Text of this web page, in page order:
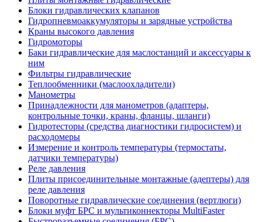
Блоки гидравлических клапанов
Гидропневмоаккумуляторы и зарядные устройства
Краны высокого давления
Гидромоторы
Баки гидравлические для маслостанций и аксессуары к
ним
Фильтры гидравлические
Теплообменники (маслоохладители)
Манометры
Принадлежности для манометров (адаптеры,
контрольные точки, краны, фланцы, шланги)
Гидротесторы (средства диагностики гидросистем) и
расходомеры
Измерение и контроль температуры (термостаты,
датчики температуры)
Реле давления
Плиты присоединительные монтажные (адептеры) для
реле давления
Поворотные гидравлические соединения (вертлюги)
Блоки муфт БРС и мультиконнекторы MultiFaster